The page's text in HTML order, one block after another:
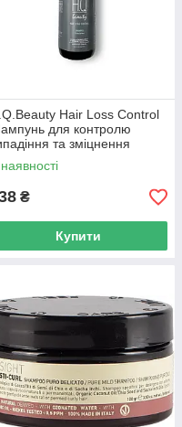
Hair Loss Control
для контролю
та зміцнення
950мл
₴
Купити